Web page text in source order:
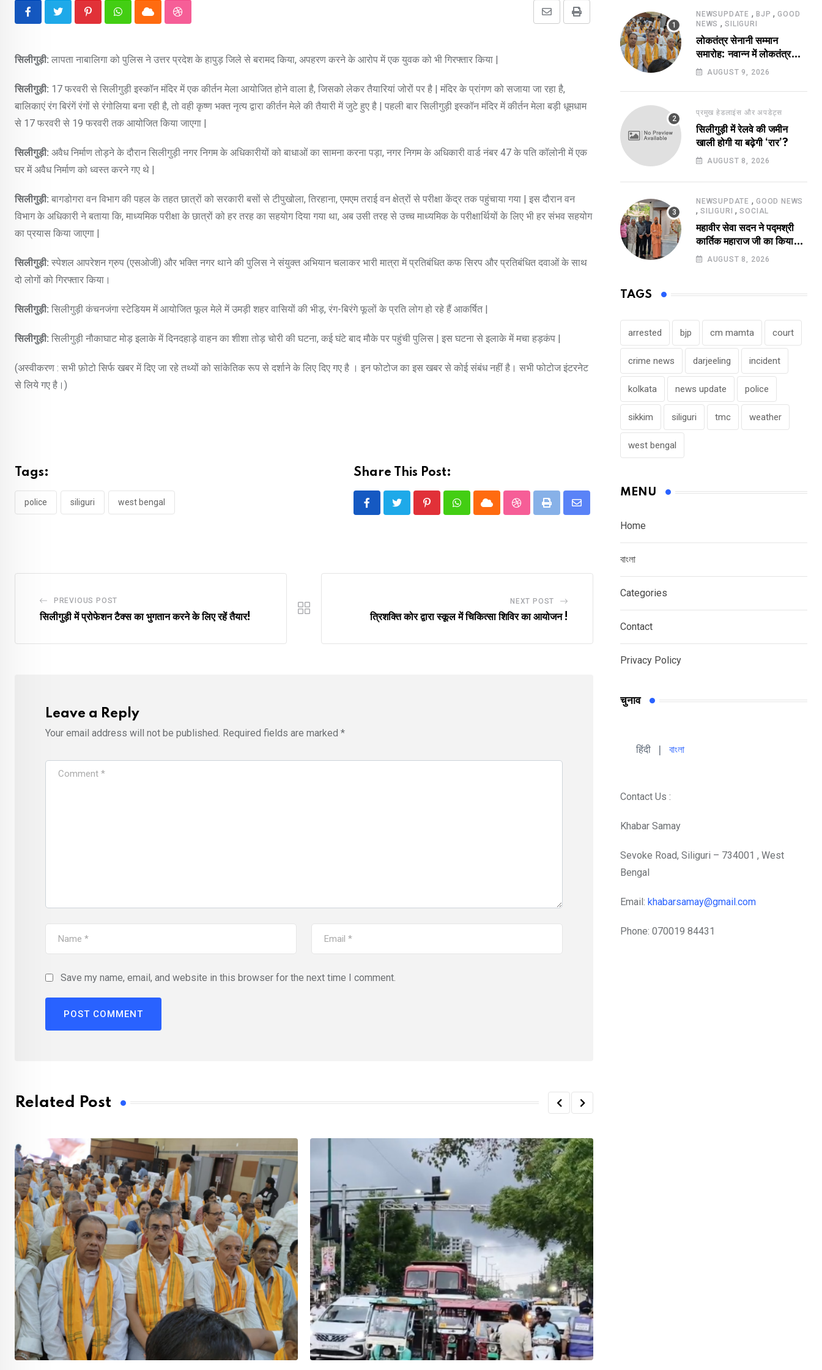
PinterestWhatsappCloud StumbleUpon Print
Share
सिलीगुड़ी: लापता नाबालिगा को पुलिस ने उत्तर प्रदेश के हापुड़ जिले से बरामद किया, अपहरण करने के आरोप में एक युवक को भी गिरफ्तार किया |
सिलीगुड़ी: 17 फरवरी से सिलीगुड़ी इस्कॉन मंदिर में एक कीर्तन मेला आयोजित होने वाला है, जिसको लेकर तैयारियां जोरों पर है | मंदिर के प्रांगण को सजाया जा रहा है,
बालिकाएं रंग बिरंगें रंगों से रंगोलिया बना रही है, तो वही कृष्ण भक्त नृत्य द्वारा कीर्तन मेले की तैयारी में जुटे हुए है | पहली बार सिलीगुड़ी इस्कॉन मंदिर में कीर्तन मेला बड़ी धूमधाम
से 17 फरवरी से 19 फरवरी तक आयोजित किया जाएगा |
सिलीगुड़ी: अवैध निर्माण तोड़ने के दौरान सिलीगुड़ी नगर निगम के अधिकारीयों को बाधाओं का सामना करना पड़ा, नगर निगम के अधिकारी वार्ड नंबर 47 के पति कॉलोनी में एक
घर में अवैध निर्माण को ध्वस्त करने गए थे |
सिलीगुड़ी: बागडोगरा वन विभाग की पहल के तहत छात्रों को सरकारी बसों से टीपुखोला, तिरहाना, एमएम तराई वन क्षेत्रों से परीक्षा केंद्र तक पहुंचाया गया | इस दौरान वन
विभाग के अधिकारी ने बताया कि, माध्यमिक परीक्षा के छात्रों को हर तरह का सहयोग दिया गया था, अब उसी तरह से उच्च माध्यमिक के परीक्षार्थियों के लिए भी हर संभव सहयोग
का प्रयास किया जाएगा |
सिलीगुड़ी: स्पेशल आपरेशन ग्रुप (एसओजी) और भक्ति नगर थाने की पुलिस ने संयुक्त अभियान चलाकर भारी मात्रा में प्रतिबंधित कफ सिरप और प्रतिबंधित दवाओं के साथ
दो लोगों को गिरफ्तार किया।
सिलीगुड़ी: सिलीगुड़ी कंचनजंगा स्टेडियम में आयोजित फूल मेले में उमड़ी शहर वासियों की भीड़, रंग-बिरंगे फूलों के प्रति लोग हो रहे हैं आकर्षित |
सिलीगुड़ी: सिलीगुड़ी नौकाघाट मोड़ इलाके में दिनदहाड़े वाहन का शीशा तोड़ चोरी की घटना, कई घंटे बाद मौके पर पहुंची पुलिस | इस घटना से इलाके में मचा हड़कंप |
(अस्वीकरण : सभी फ़ोटो सिर्फ खबर में दिए जा रहे तथ्यों को सांकेतिक रूप से दर्शाने के लिए दिए गए है । इन फोटोज का इस खबर से कोई संबंध नहीं है। सभी फोटोज इंटरनेट
से लिये गए है।)
Tags:
police siliguri west bengal
Share This Post:
PinterestWhatsappCloud StumbleUpon
Print
Share
PREVIOUS POST
सिलीगुड़ी में प्रोफेशन टैक्स का भुगतान करने के लिए रहें तैयार!
NEXT POST
त्रिशक्ति कोर द्वारा स्कूल में चिकित्सा शिविर का आयोजन !
Leave a Reply
Your email address will not be published. Required fields are marked *
Save my name, email, and website in this browser for the next time I comment.
Related Post
NEWSUPDATE , BJP ,GOOD
NEWS ,SILIGURI
लोकतंत्र सेनानी सम्मान
समारोह: नवान्न में लोकतंत्र
सेनानियों को किया गया
AUGUST 9, 2026
प्रमुख हेडलाइंस और अपडेट्स
सिलीगुड़ी में रेलवे की जमीन
खाली होगी या बढ़ेगी ‘रार’?
AUGUST 8, 2026
NEWSUPDATE , GOOD NEWS
, SILIGURI ,SOCIAL
महावीर सेवा सदन ने पद्मश्री
कार्तिक महाराज जी का किया
सम्मान !
AUGUST 8, 2026
TAGS
arrested bjp cm mamta court
crime news darjeeling incident
kolkata news update police
sikkim siliguri tmc weather
west bengal
MENU
Home
বাংলা
Categories
Contact
Privacy Policy
चुनाव
हिंदी | বাংলা
Contact Us :
Khabar Samay
Sevoke Road, Siliguri – 734001 , West
Bengal
Email: khabarsamay@gmail.com
Phone: 070019 84431